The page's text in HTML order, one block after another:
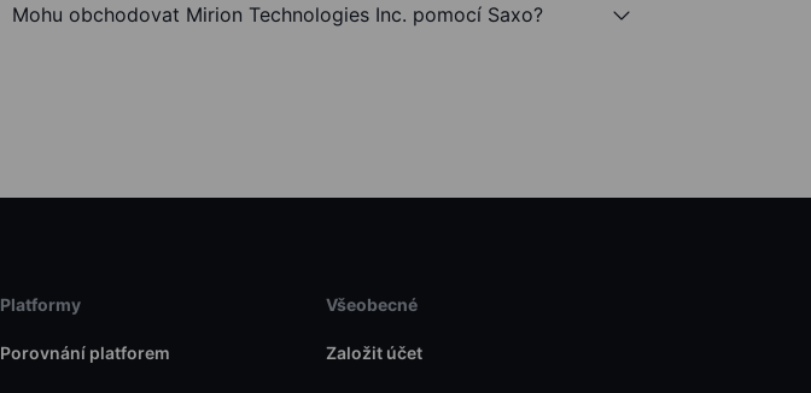
Mohu obchodovat Mirion Technologies Inc. pomocí Saxo?
Platformy
Porovnání platforem
Všeobecné
Založit účet